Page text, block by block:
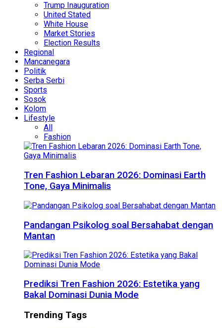
Trump Inauguration
United Stated
White House
Market Stories
Election Results
Regional
Mancanegara
Politik
Serba Serbi
Sports
Sosok
Kolom
Lifestyle
All
Fashion
Tren Fashion Lebaran 2026: Dominasi Earth
Tone, Gaya Minimalis
Pandangan Psikolog soal Bersahabat dengan
Mantan
Prediksi Tren Fashion 2026: Estetika yang
Bakal Dominasi Dunia Mode
Trending Tags